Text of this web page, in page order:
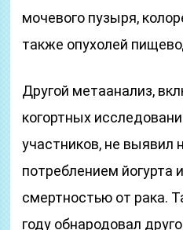
мочевого пузыря,
также опухолей
Другой метаанализ,
когортных
участников, не выявил
потреблением йогурта
смертностью от рака.
году обнародовал